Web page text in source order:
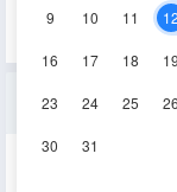
9 10 11 12
16 17 18 19
23 24 25 26
30 31